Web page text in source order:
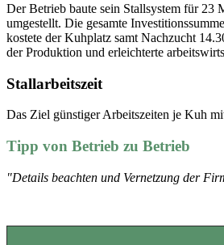
Der Betrieb baute sein Stallsystem für
umgestellt. Die gesamte
kostete der Kuhplatz samt Nachzucht
der Produktion und erleichterte
Stallarbeitszeit
Das Ziel günstiger Arbeitszeiten je Kuh
Tipp von Betrieb zu Betrieb
"Details beachten und Vernetzung der